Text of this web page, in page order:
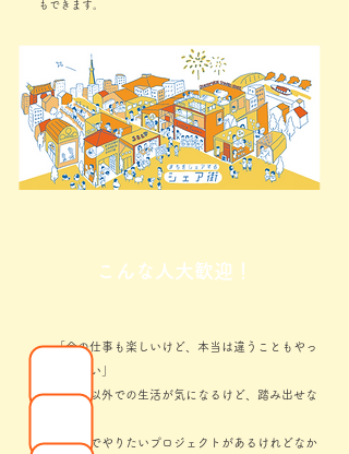
もできます。
こんな人大歓迎！
「今の仕事も楽しいけど、本当は違うこともやっ
てみたい」
「東京以外での生活が気になるけど、踏み出せな
「自分でやりたいプロジェクトがあるけれどなか